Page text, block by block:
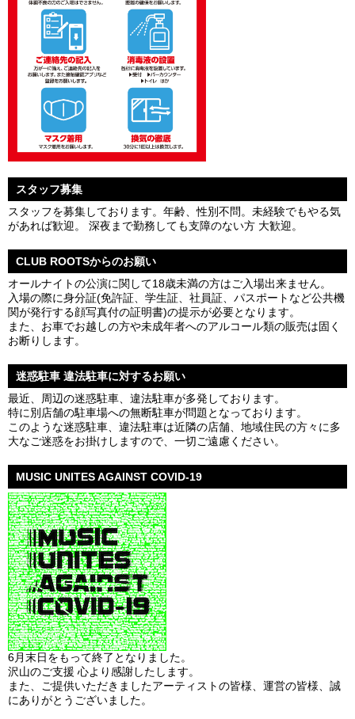
スタッフ募集
スタッフを募集しております。年齢、性別不問。未経験でもやる気
があれば歓迎。 深夜まで勤務しても支障のない方 大歓迎。
CLUB ROOTSからのお願い
オールナイトの公演に関して18歳未満の方はご入場出来ません。
入場の際に身分証(免許証、学生証、社員証、パスポートなど公共機
関が発行する顔写真付の証明書)の提示が必要となります。
また、お車でお越しの方や未成年者へのアルコール類の販売は固く
お断りします。
迷惑駐車 違法駐車に対するお願い
最近、周辺の迷惑駐車、違法駐車が多発しております。
特に別店舗の駐車場への無断駐車が問題となっております。
このような迷惑駐車、違法駐車は近隣の店舗、地域住民の方々に多
大なご迷惑をお掛けしますので、一切ご遠慮ください。
MUSIC UNITES AGAINST COVID-19
6月末日をもって終了となりました。
沢山のご支援 心より感謝したします。
また、ご提供いただきましたアーティストの皆様、運営の皆様、誠
にありがとうございました。